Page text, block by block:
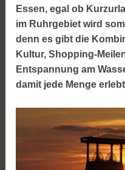
Essen, egal ob
im Ruhrgebiet wird
denn es gibt die
Kultur, Shopping-
Entspannung am
damit jede Menge